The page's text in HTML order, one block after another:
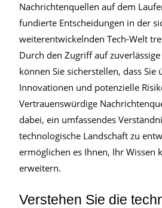
Nachrichtenquellen auf dem
fundierte Entscheidungen in der
weiterentwickelnden Tech-Welt
Durch den Zugriff auf
können Sie sicherstellen, dass Sie
Innovationen und potenzielle
Vertrauenswürdige
dabei, ein umfassendes
technologische Landschaft zu
ermöglichen es Ihnen, Ihr Wissen
erweitern.
Verstehen Sie die